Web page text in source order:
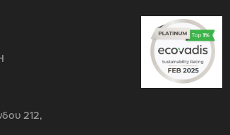
212,